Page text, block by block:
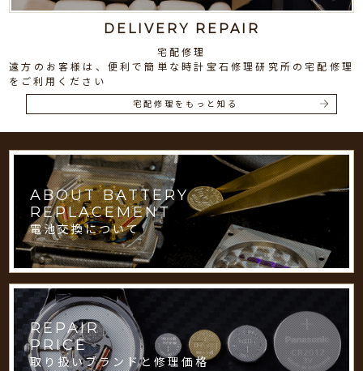
DELIVERY REPAIR
宅配修理
遠方のお客様は、便利で簡単な時計宝石修理研究所の宅配修理
をご利用ください
宅配修理をもっと知る
ABOUT BATTERY
REPLACEMENT
電池交換について
REPAIR
PRICE
取り扱いブランドと修理価格